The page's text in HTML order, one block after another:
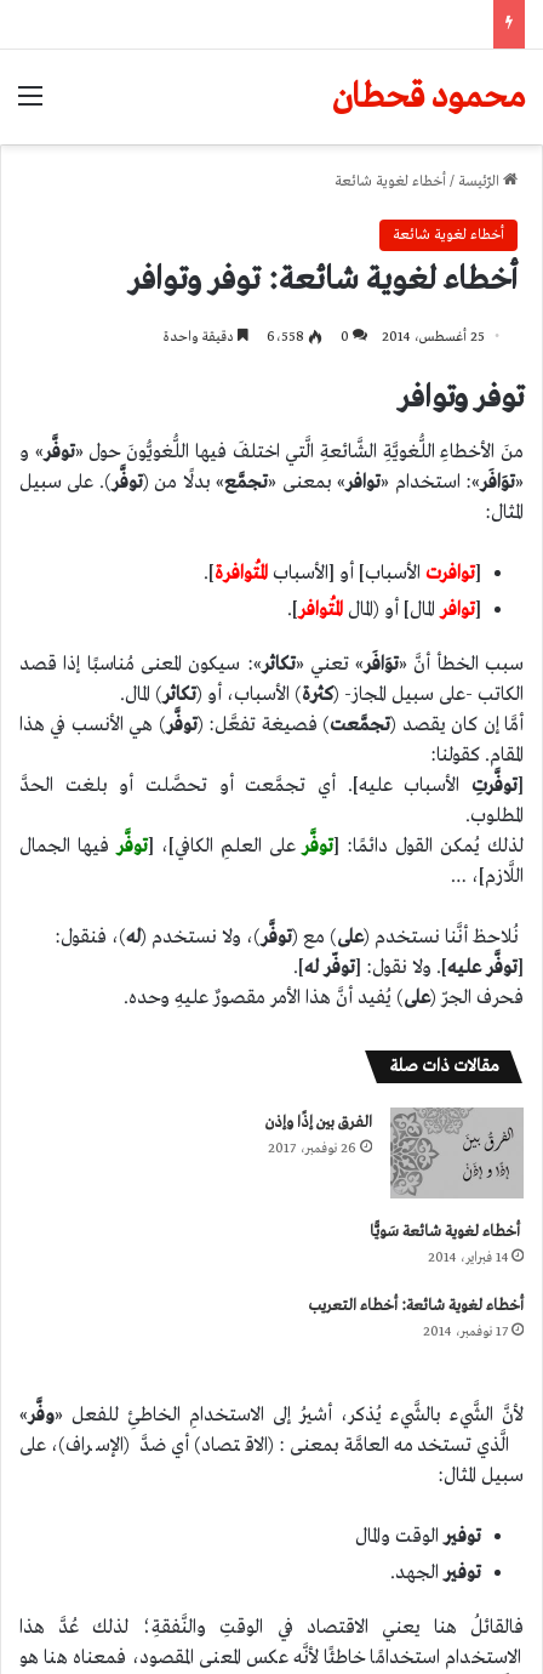
محمود قحطان
الرّئيسة / أخطاء لغوية شائعة
أخطاء لغوية شائعة
أخطاء لغوية شائعة: توفر وتوافر
25 أغسطس، 2014 0 6٬558 دقيقة واحدة
توفر وتوافر
منَ الأخطاءِ اللُّغويَّةِ الشَّائعةِ الَّتي اختلفَ فيها اللُّغويُّونَ حول «توفَّر» و
«توَافَر»: استخدام «توافر» بمعنى «تجمَّع» بدلًا من (توفَّر). على سبيل
المثال:
[توافرت الأسباب] أو [الأسباب المُتوافرة].
[توافر المال] أو (المال المُتوافر].
سبب الخطأ أنَّ «توَافَر» تعني «تكاثر»: سيكون المعنى مُناسبًا إذا قصد
الكاتب -على سبيل المجاز- (كثرة) الأسباب، أو (تكاثر) المال.
أمَّا إن كان يقصد (تجمَّعت) فصيغة تفعَّل: (توفَّر) هي الأنسب في هذا
المقام. كقولنا:
[توفَّرتِ الأسباب عليه]. أي تجمَّعت أو تحصَّلت أو بلغت الحدَّ
المطلوب.
لذلك يُمكن القول دائمًا: [توفَّر على العلمِ الكافي]، [توفَّر فيها الجمال
اللَّازم]، …
نُلاحظ أنَّنا نستخدم (على) مع (توفَّر)، ولا نستخدم (له)، فنقول:
[توفَّر عليه]. ولا نقول: [توفّر له].
فحرف الجرّ (على) يُفيد أنَّ هذا الأمر مقصورٌ عليهِ وحده.
مقالات ذات صلة
الفرق بين إذًا وإذن
26 نوفمبر، 2017
أخطاء لغوية شائعة سَويًّا
14 فبراير، 2014
أخطاء لغوية شائعة: أخطاء التعريب
17 نوفمبر، 2014
لأنَّ الشَّيء بالشَّيء يُذكر، أشيرُ إلى الاستخدامِ الخاطئِ للفعل «وفَّر»
الَّذي تستخدمه العامَّة بمعنى: (الاقتصاد) أي ضدَّ (الإسراف)، على
سبيل المثال:
توفيرالوقت والمال
توفيرالجهد.
فالقائلُ هنا يعني الاقتصاد في الوقتِ والنَّفقةِ؛ لذلك عُدَّ هذا
الاستخدام استخدامًا خاطئًا لأنَّه عكس المعنى المقصود، فمعناه هنا هو